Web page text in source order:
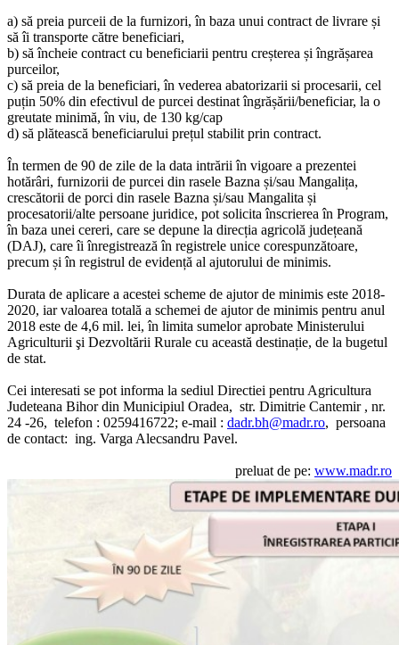
a) să preia purceii de la furnizori, în baza unui contract de livrare și
să îi transporte către beneficiari,
b) să încheie contract cu beneficiarii pentru creșterea și îngrășarea
purceilor,
c) să preia de la beneficiari, în vederea abatorizarii si procesarii, cel
puțin 50% din efectivul de purcei destinat îngrășării/beneficiar, la o
greutate minimă, în viu, de 130 kg/cap
d) să plătească beneficiarului prețul stabilit prin contract.
În termen de 90 de zile de la data intrării în vigoare a prezentei
hotărâri, furnizorii de purcei din rasele Bazna și/sau Mangalița,
crescătorii de porci din rasele Bazna și/sau Mangalita și
procesatorii/alte persoane juridice, pot solicita înscrierea în Program,
în baza unei cereri, care se depune la direcția agricolă județeană
(DAJ), care îi înregistrează în registrele unice corespunzătoare,
precum și în registrul de evidență al ajutorului de minimis.
Durata de aplicare a acestei scheme de ajutor de minimis este 2018-
2020, iar valoarea totală a schemei de ajutor de minimis pentru anul
2018 este de 4,6 mil. lei, în limita sumelor aprobate Ministerului
Agriculturii şi Dezvoltării Rurale cu această destinație, de la bugetul
de stat.
Cei interesati se pot informa la sediul Directiei pentruAgricultura
Judeteana Bihor din Municipiul Oradea, str. Dimitrie Cantemir , nr.
24 -26, telefon : 0259416722; e-mail : dadr.bh@madr.ro, persoana
de contact: ing. Varga Alecsandru Pavel.
preluat de pe: www.madr.ro